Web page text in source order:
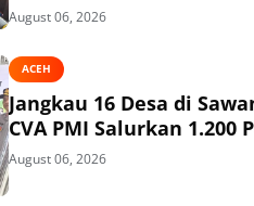
August 06, 2026
ACEH
Jangkau 16 Desa di
CVA PMI Salurkan
August 06, 2026